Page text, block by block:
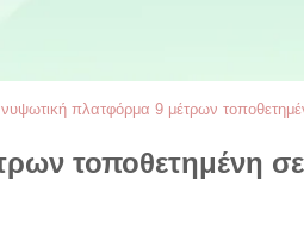
πλατφόρμα 9 μέτρων
τοποθετημένη